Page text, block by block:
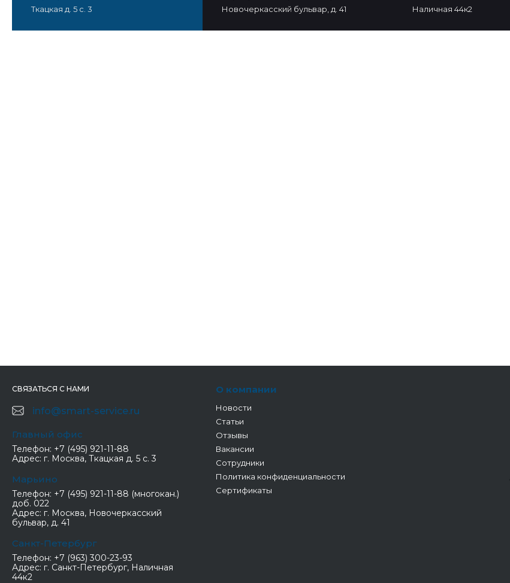
Ткацкая д. 5 с. 3
Новочеркасский бульвар, д. 41
Наличная 44к2
СВЯЗАТЬСЯ С НАМИ
info@smart-service.ru
Главный офис
Телефон: +7 (495) 921-11-88
Адрес: г. Москва, Ткацкая д. 5 с. 3
Марьино
Телефон: +7 (495) 921-11-88 (многокан.)
доб. 022
Адрес: г. Москва, Новочеркасский
бульвар, д. 41
Санкт-Петербург
Телефон: +7 (963) 300-23-93
Адрес: г. Санкт-Петербург, Наличная
44к2
О компании
Новости
Статьи
Отзывы
Вакансии
Сотрудники
Политика конфиденциальности
Сертификаты